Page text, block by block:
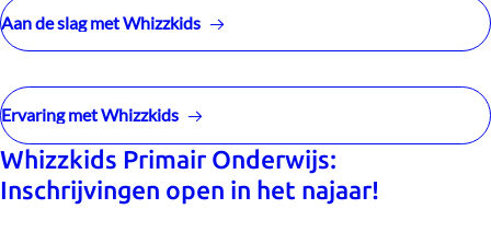
Whizzkids Primair Onderwijs:
Inschrijvingen open in het najaar!
Aan de slag met Whizzkids
Ervaring met Whizzkids